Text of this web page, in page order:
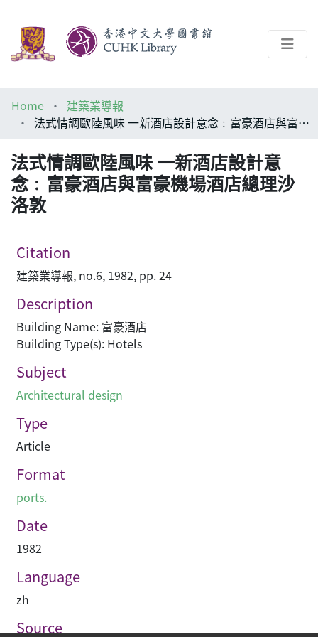
Help
Home
建築業導報
法式情調歐陸風味 一新酒店設計意念﹕富豪酒店與富豪機場酒店總理沙洛敦
法式情調歐陸風味 一新酒店設計意
念﹕富豪酒店與富豪機場酒店總理沙
洛敦
Citation
建築業導報, no.6, 1982, pp. 24
Description
Building Name: 富豪酒店
Building Type(s): Hotels
Subject
Architectural design
Type
Article
Format
ports.
Date
1982
Language
zh
Source